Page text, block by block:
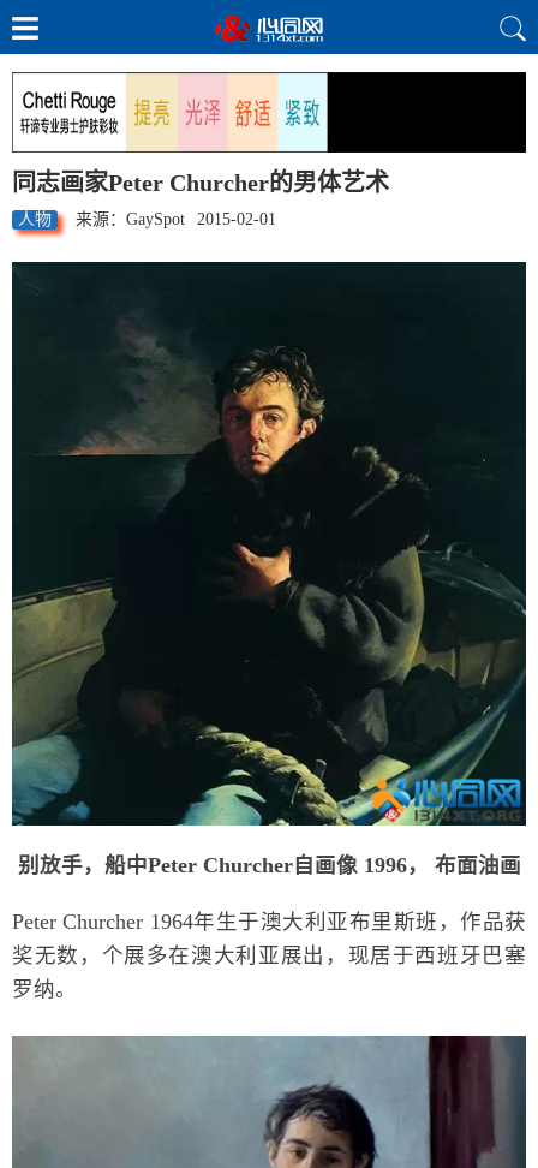
同志画家Peter Churcher的男体艺术
人物 来源：GaySpot 2015-02-01
别放手，船中Peter Churcher自画像 1996， 布面油画
Peter Churcher 1964年生于澳大利亚布里斯班，作品获
奖无数，个展多在澳大利亚展出，现居于西班牙巴塞
罗纳。